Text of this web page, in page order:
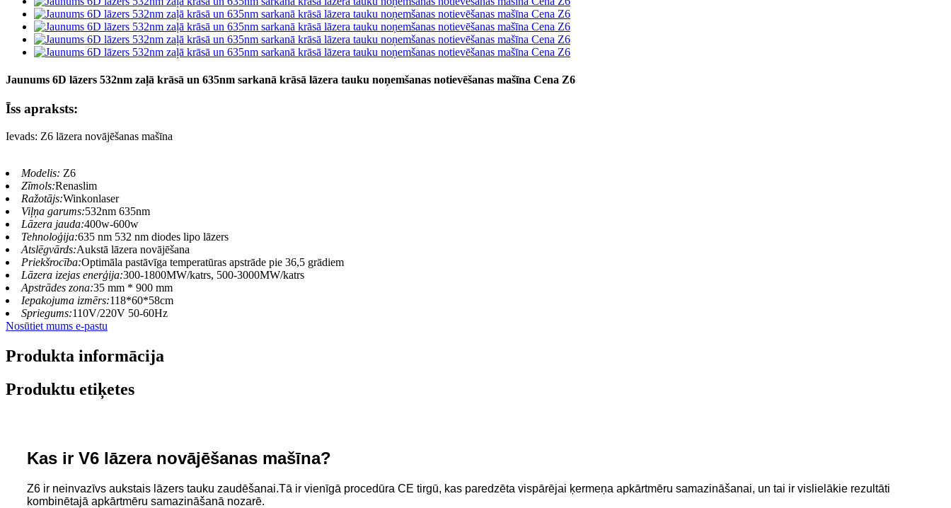
Jaunums 6D lāzers 532nm zaļā krāsā un 635nm sarkanā krāsā lāzera tauku noņemšanas notievēšanas mašīna Cena Z6
Īss apraksts:
Ievads: Z6 lāzera novājēšanas mašīna
Modelis: Z6
Zīmols:Renaslim
Ražotājs:Winkonlaser
Viļņa garums:532nm 635nm
Lāzera jauda:400w-600w
Tehnoloģija:635 nm 532 nm diodes lipo lāzers
Atslēgvārds:Aukstā lāzera novājēšana
Priekšrocība:Optimāla pastāvīga temperatūras apstrāde pie 36,5 grādiem
Lāzera izejas enerģija:300-1800MW/katrs, 500-3000MW/katrs
Apstrādes zona:35 mm * 900 mm
Iepakojuma izmērs:118*60*58cm
Spriegums:110V/220V 50-60Hz
Nosūtiet mums e-pastu
Produkta informācija
Produktu etiķetes
Kas ir V6 lāzera novājēšanas mašīna?
Z6 ir neinvazīvs aukstais lāzers tauku zaudēšanai.Tā ir vienīgā procedūra CE tirgū, kas paredzēta vispārējai ķermeņa apkārtmēru samazināšanai, un tai ir vislielākie rezultāti
kombinētajā apkārtmēru samazināšanā nozarē.